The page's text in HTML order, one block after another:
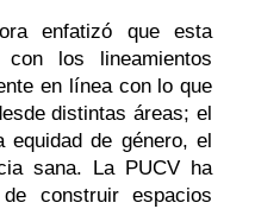
enfatizó que esta
los lineamientos
en línea con lo que
distintas áreas; el
equidad de género, el
sana. La PUCV ha
construir espacios